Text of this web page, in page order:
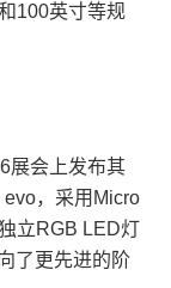
100英寸等规
展会上发布其
，采用Micro
立RGB LED灯
了更先进的阶